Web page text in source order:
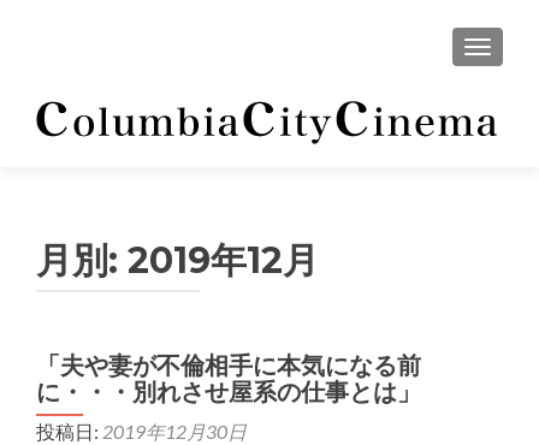
ナビゲ
月別: 2019年12月
「夫や妻が不倫相手に本気になる前
に・・・別れさせ屋系の仕事とは」
投稿日: 2019年12月30日